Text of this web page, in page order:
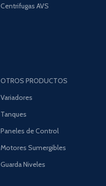
Centrifugas AVS
OTROS PRODUCTOS
Variadores
Tanques
Paneles de Control
Motores Sumergibles
Guarda Niveles